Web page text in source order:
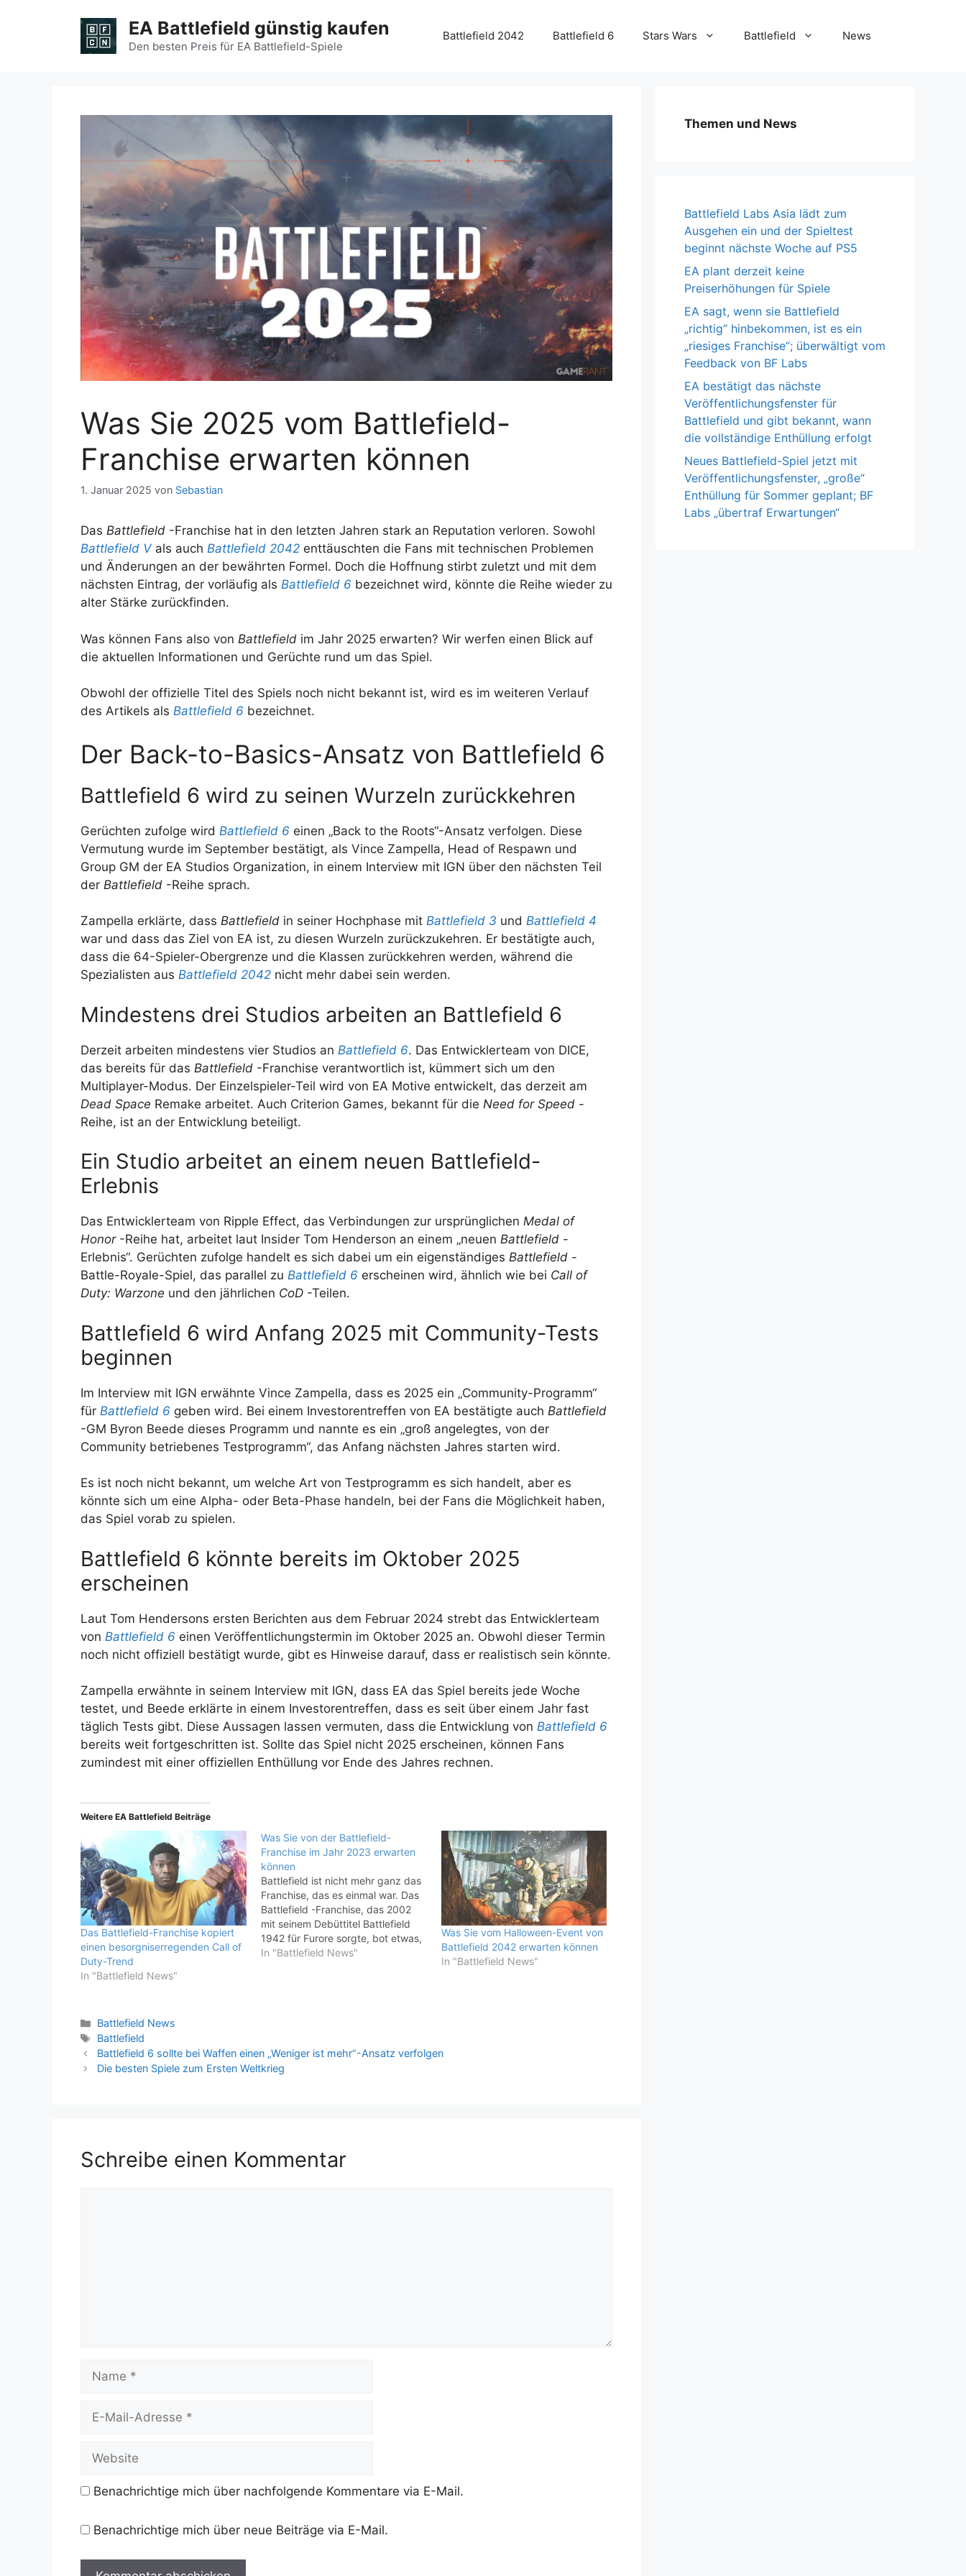
EA Battlefield günstig kaufen
Den besten Preis für EA Battlefield-Spiele
Battlefield 2042 Battlefield 6 Stars Wars Battlefield News
Was Sie 2025 vom Battlefield-
Franchise erwarten können
1. Januar 2025 von Sebastian
Das Battlefield -Franchise hat in den letzten Jahren stark an Reputation verloren. Sowohl
Battlefield V als auch Battlefield 2042 enttäuschten die Fans mit technischen Problemen
und Änderungen an der bewährten Formel. Doch die Hoffnung stirbt zuletzt und mit dem
nächsten Eintrag, der vorläufig als Battlefield 6 bezeichnet wird, könnte die Reihe wieder zu
alter Stärke zurückfinden.
Was können Fans also von Battlefield im Jahr 2025 erwarten? Wir werfen einen Blick auf
die aktuellen Informationen und Gerüchte rund um das Spiel.
Obwohl der offizielle Titel des Spiels noch nicht bekannt ist, wird es im weiteren Verlauf
des Artikels als Battlefield 6 bezeichnet.
Der Back-to-Basics-Ansatz von Battlefield 6
Battlefield 6 wird zu seinen Wurzeln zurückkehren
Gerüchten zufolge wird Battlefield 6 einen „Back to the Roots“-Ansatz verfolgen. Diese
Vermutung wurde im September bestätigt, als Vince Zampella, Head of Respawn und
Group GM der EA Studios Organization, in einem Interview mit IGN über den nächsten Teil
der Battlefield -Reihe sprach.
Zampella erklärte, dass Battlefield in seiner Hochphase mit Battlefield 3 und Battlefield 4
war und dass das Ziel von EA ist, zu diesen Wurzeln zurückzukehren. Er bestätigte auch,
dass die 64-Spieler-Obergrenze und die Klassen zurückkehren werden, während die
Spezialisten aus Battlefield 2042 nicht mehr dabei sein werden.
Mindestens drei Studios arbeiten an Battlefield 6
Derzeit arbeiten mindestens vier Studios an Battlefield 6. Das Entwicklerteam von DICE,
das bereits für das Battlefield -Franchise verantwortlich ist, kümmert sich um den
Multiplayer-Modus. Der Einzelspieler-Teil wird von EA Motive entwickelt, das derzeit am
Dead Space Remake arbeitet. Auch Criterion Games, bekannt für die Need for Speed -
Reihe, ist an der Entwicklung beteiligt.
Ein Studio arbeitet an einem neuen Battlefield-
Erlebnis
Das Entwicklerteam von Ripple Effect, das Verbindungen zur ursprünglichen Medal of
Honor-Reihe hat, arbeitet laut Insider Tom Henderson an einem „neuen Battlefield -
Erlebnis“. Gerüchten zufolge handelt es sich dabei um ein eigenständiges Battlefield -
Battle-Royale-Spiel, das parallel zu Battlefield 6 erscheinen wird, ähnlich wie bei Call of
Duty: Warzone und den jährlichen CoD -Teilen.
Battlefield 6 wird Anfang 2025 mit Community-Tests
beginnen
Im Interview mit IGN erwähnte Vince Zampella, dass es 2025 ein „Community-Programm“
für Battlefield 6 geben wird. Bei einem Investorentreffen von EA bestätigte auch Battlefield
-GM Byron Beede dieses Programm und nannte es ein „groß angelegtes, von der
Community betriebenes Testprogramm“, das Anfang nächsten Jahres starten wird.
Es ist noch nicht bekannt, um welche Art von Testprogramm es sich handelt, aber es
könnte sich um eine Alpha- oder Beta-Phase handeln, bei der Fans die Möglichkeit haben,
das Spiel vorab zu spielen.
Battlefield 6 könnte bereits im Oktober 2025
erscheinen
Laut Tom Hendersons ersten Berichten aus dem Februar 2024 strebt das Entwicklerteam
von Battlefield 6 einen Veröffentlichungstermin im Oktober 2025 an. Obwohl dieser Termin
noch nicht offiziell bestätigt wurde, gibt es Hinweise darauf, dass er realistisch sein könnte.
Zampella erwähnte in seinem Interview mit IGN, dass EA das Spiel bereits jede Woche
testet, und Beede erklärte in einem Investorentreffen, dass es seit über einem Jahr fast
täglich Tests gibt. Diese Aussagen lassen vermuten, dass die Entwicklung von Battlefield 6
bereits weit fortgeschritten ist. Sollte das Spiel nicht 2025 erscheinen, können Fans
zumindest mit einer offiziellen Enthüllung vor Ende des Jahres rechnen.
Weitere EA Battlefield Beiträge
Das Battlefield-Franchise kopiert
einen besorgniserregenden Call of
Duty-Trend
In "Battlefield News"
Was Sie von der Battlefield-
Franchise im Jahr 2023 erwarten
können
Battlefield ist nicht mehr ganz das
Franchise, das es einmal war. Das
Battlefield -Franchise, das 2002
mit seinem Debüttitel Battlefield
1942 für Furore sorgte, bot etwas,
das kein anderer Militär-Shooter zu
In "Battlefield News"
Was Sie vom Halloween-Event von
Battlefield 2042 erwarten können
In "Battlefield News"
Kategorien
Battlefield News
Schlagwörter
Battlefield
Battlefield 6 sollte bei Waffen einen „Weniger ist mehr“-Ansatz verfolgen
Die besten Spiele zum Ersten Weltkrieg
Schreibe einen Kommentar
Name
Website
Benachrichtige mich über nachfolgende Kommentare via E-Mail.
Benachrichtige mich über neue Beiträge via E-Mail.
Themen und News
Battlefield Labs Asia lädt zum
Ausgehen ein und der Spieltest
beginnt nächste Woche auf PS5
EA plant derzeit keine
Preiserhöhungen für Spiele
EA sagt, wenn sie Battlefield
„richtig“ hinbekommen, ist es ein
„riesiges Franchise“; überwältigt vom
Feedback von BF Labs
EA bestätigt das nächste
Veröffentlichungsfenster für
Battlefield und gibt bekannt, wann
die vollständige Enthüllung erfolgt
Neues Battlefield-Spiel jetzt mit
Veröffentlichungsfenster, „große“
Enthüllung für Sommer geplant; BF
Labs „übertraf Erwartungen“